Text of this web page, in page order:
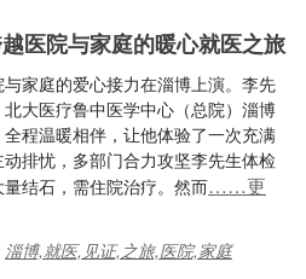
医院与家庭的暖心就医之旅
家庭的爱心接力在淄博上演。李先
大医疗鲁中医学中心（总院）淄博
程温暖相伴，让他体验了一次充满
排忧，多部门合力攻坚李先生体检
结石，需住院治疗。然而……更
淄博,就医,见证,之旅,医院,家庭